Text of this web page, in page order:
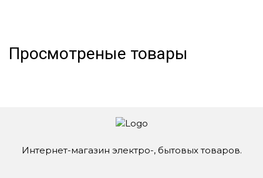
Просмотреные товары
Интернет-магазин электро-, бытовых товаров.